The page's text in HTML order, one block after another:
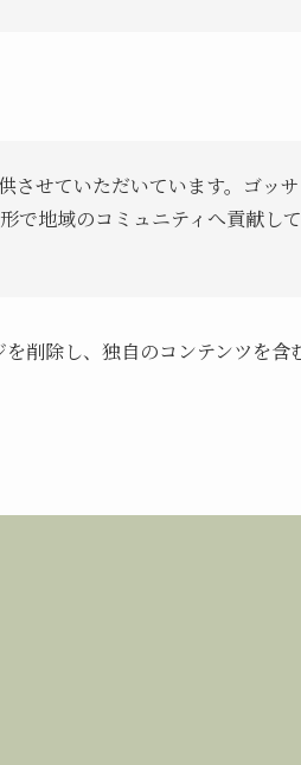
させていただいています。ゴッサ
で地域のコミュニティへ貢献して
削除し、独自のコンテンツを含